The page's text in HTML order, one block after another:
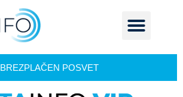
BREZPLAČEN POSVET